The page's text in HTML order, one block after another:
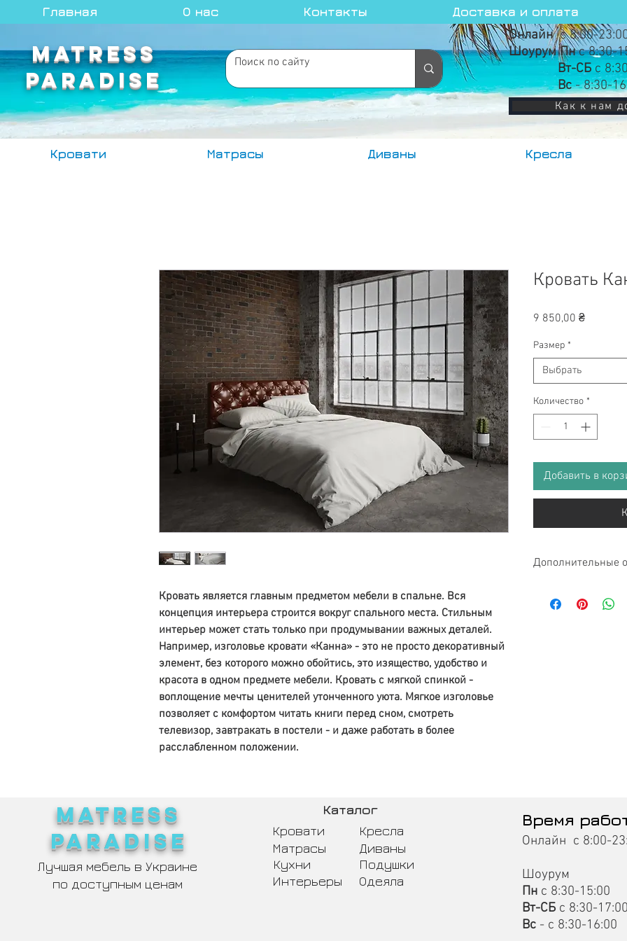
Главная О нас Контакты Доставка и оплата
MATRESS
PARADISE
Онлайнс 8:00-
Шоурум Пнс 8:30-
Вт-СБс
Вс- 8:30-
Как к нам
Кровати Матрасы Диваны Кресла
Кровать является главным предметом мебели в спальне. Вся
концепция интерьера строится вокруг спального места. Стильным
интерьер может стать только при продумывании важных деталей.
Например, изголовье кровати «Канна» - это не просто декоративный
элемент, без которого можно обойтись, это изящество, удобство и
красота в одном предмете мебели. Кровать с мягкой спинкой -
воплощение мечты ценителей утонченного уюта. Мягкое изголовье
позволяет с комфортом читать книги перед сном, смотреть
телевизор, завтракать в постели - и даже работать в более
расслабленном положении.
Кровать
9 850,00 ₴Цена
Размер *
Выбрать
Количество *
Добавить в
Дополнительные
под каркас:
черное/серебро
бордо
сиреневый
зеленый
желтый
синий
золото
MATRESS
PARADISE
Лучшая мебель в Украине
по доступным ценам
Каталог
Кровати
Матрасы
Кухни
Интерьеры
Кресла
Диваны
Одеяла
Подушки
Время
Онлайн с 8:00-
Шоурум
Пнс 8:30-15:00
Вт-СБс 8:30-17:00
Вс- с 8:30-16:00